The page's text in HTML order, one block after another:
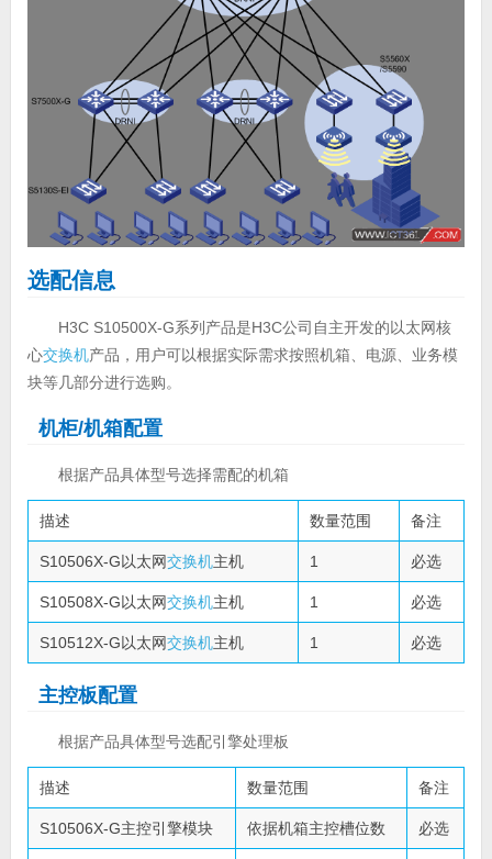
选配信息
H3C S10500X-G系列产品是H3C公司自主开发的以太网核
心交换机产品，用户可以根据实际需求按照机箱、电源、业务模
块等几部分进行选购。
机柜/机箱配置
根据产品具体型号选择需配的机箱
描述 数量范围 备注
S10506X-G以太网交换机主机 1 必选
S10508X-G以太网交换机主机 1 必选
S10512X-G以太网交换机主机 1 必选
主控板配置
根据产品具体型号选配引擎处理板
描述 数量范围 备注
S10506X-G主控引擎模块 依据机箱主控槽位数 必选